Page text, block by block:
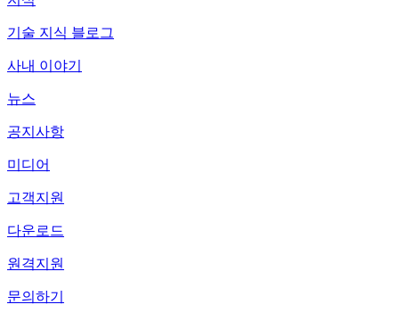
기술 지식 블로그
사내 이야기
뉴스
공지사항
미디어
고객지원
다운로드
원격지원
문의하기